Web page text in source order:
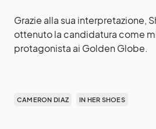
Grazie alla sua interpretazione,
ottenuto la candidatura come
protagonista ai Golden Globe.
CAMERON DIAZ IN HER SHOES